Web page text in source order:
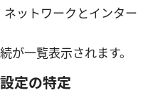
ットワークとインター
が一覧表示されます。
定の特定